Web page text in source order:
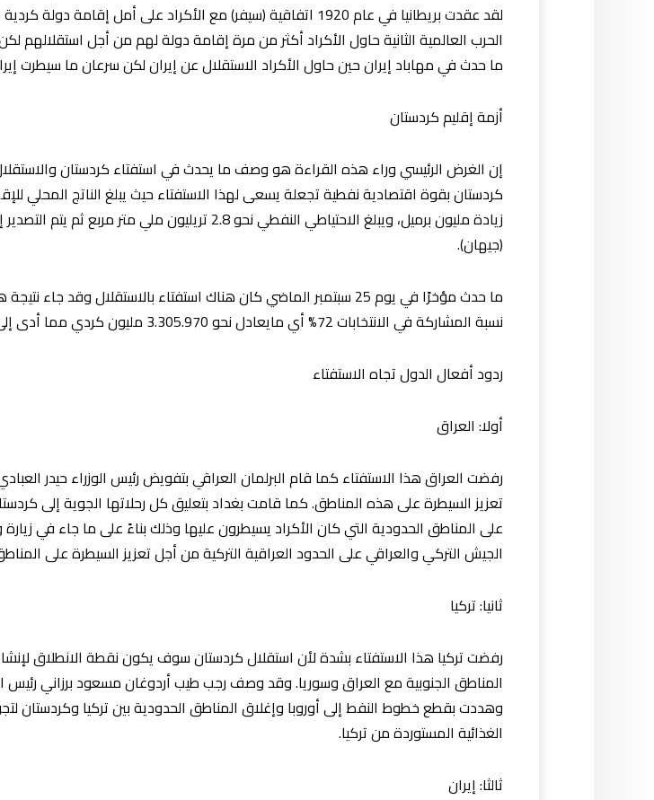
لقد عقدت بريطانيا في عام 1920 اتفاقية (سيفر) مع الأكراد على أمل
الحرب العالمية الثانية حاول الأكراد أكثر من مرة إقامة دولة لهم من أجل
ما حدث في مهاباد إيران حين حاول الأكراد الاستقلال عن إيران لكن سرعان ما سيطرت
أزمة إقليم كردستان
إن الغرض الرئيسي وراء هذه القراءة هو وصف ما يحدث في استفتاء كردستان
زيادة مليون برميل، ويبلغ الاحتياطي النفطي نحو 2.8
(جيهان).
نسبة المشاركة في الانتخابات 72% أي مايعادل نحو 3.305.970 مليون كردي مما أدى إلى رود أفعال ما بين غاضبة ومستاءة وداعمة لهذه النتيجة.
ردود أفعال الدول تجاه الاستفتاء
أولا: العراق
رفضت العراق هذا الاستفتاء كما قام البرلمان العراقي بتفويض رئيس الوزراء حيدر
تعزيز السيطرة على هذه المناطق. كما قامت بغداد بتعليق كل رحلاتها الجوية إلى
على المناطق الحدودية التي كان الأكراد يسيطرون عليها وذلك بناءً على ما جاء في زيارة
الجيش التركي والعراقي على الحدود العراقية التركية من أجل تعزيز السيطرة على
ثانيا: تركيا
رفضت تركيا هذا الاستفتاء بشدة لأن استقلال كردستان سوف يكون نقطة الانطلاق
المناطق الجنوبية مع العراق وسوريا. وقد وصف رجب طيب أردوغان مسعود برزاني رئيس
الغذائية المستوردة من تركيا.
ثالثا: إيران